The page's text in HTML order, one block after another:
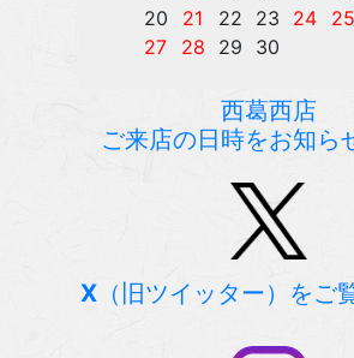
西葛西店
ご来店の日時をお知ら
X （旧ツイッター）をご